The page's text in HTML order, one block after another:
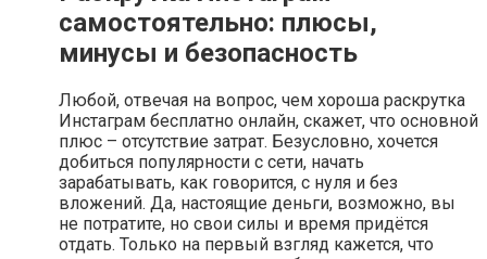
самостоятельно: плюсы,
минусы и безопасность
Любой, отвечая на вопрос, чем хороша раскрутка
Инстаграм бесплатно онлайн, скажет, что основной
плюс – отсутствие затрат. Безусловно, хочется
добиться популярности с сети, начать
зарабатывать, как говорится, с нуля и без
вложений. Да, настоящие деньги, возможно, вы
не потратите, но свои силы и время придётся
отдать. Только на первый взгляд кажется, что